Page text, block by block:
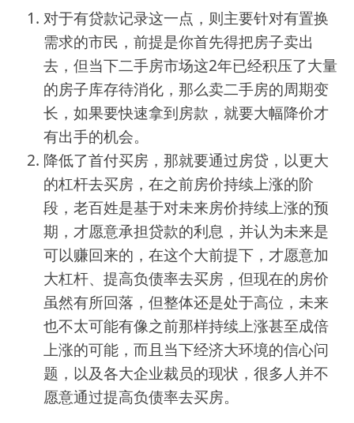
对于有贷款记录这一点，则主要针对有置换
需求的市民，前提是你首先得把房子卖出
去，但当下二手房市场这2年已经积压了大量
的房子库存待消化，那么卖二手房的周期变
长，如果要快速拿到房款，就要大幅降价才
有出手的机会。
降低了首付买房，那就要通过房贷，以更大
的杠杆去买房，在之前房价持续上涨的阶
段，老百姓是基于对未来房价持续上涨的预
期，才愿意承担贷款的利息，并认为未来是
可以赚回来的，在这个大前提下，才愿意加
大杠杆、提高负债率去买房，但现在的房价
虽然有所回落，但整体还是处于高位，未来
也不太可能有像之前那样持续上涨甚至成倍
上涨的可能，而且当下经济大环境的信心问
题，以及各大企业裁员的现状，很多人并不
愿意通过提高负债率去买房。